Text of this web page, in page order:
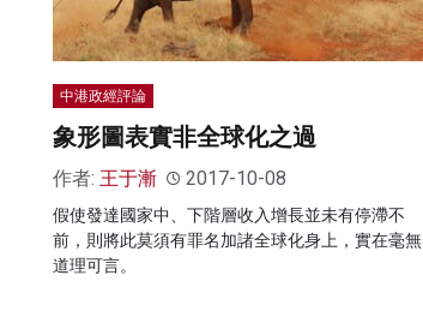
中港政經評論
象形圖表實非全球化之過
作者: 王于漸 2017-10-08
假使發達國家中、下階層收入增長並未有停滯不
前，則將此莫須有罪名加諸全球化身上，實在毫無
道理可言。